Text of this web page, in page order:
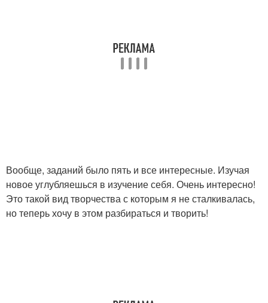
Вообще, заданий было пять и все интересные. Изучая
новое углубляешься в изучение себя. Очень интересно!
Это такой вид творчества с которым я не сталкивалась,
но теперь хочу в этом разбираться и творить!